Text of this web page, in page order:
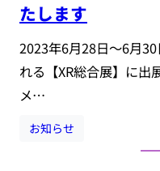
たします
2023年6月28日～6月
れる【XR総合展】に出
メ…
お知らせ